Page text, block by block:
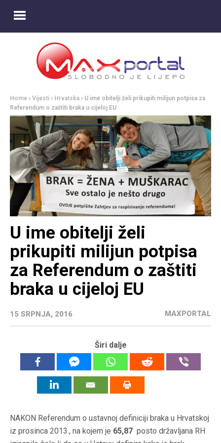
Home Vijesti Hrvatska
U ime obitelji želi prikupiti milijun potpisa za
Referendum o zaštiti braka u cijeloj EU
U ime obitelji želi
prikupiti milijun potpisa
za Referendum o zaštiti
braka u cijeloj EU
15 SRPNJA, 2016 MAXPORTAL
Širi dalje
NAKON Referendum o ustavnoj definiciji braka u Hrvatskoj
iz prosinca 2013., na kojem je 65,87 posto državljana RH